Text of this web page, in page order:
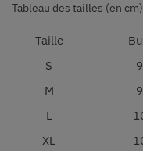
Tableau des tailles (en cm)
Taille
S
M
L
XL